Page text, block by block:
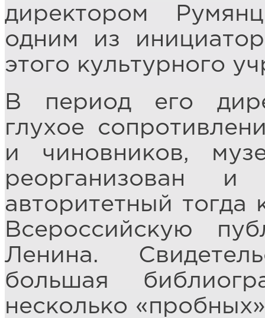
директором
одним из
этого культурного
В период его
глухое
и чиновников,
реорганизован
авторитетный
Всероссийскую
Ленина.
большая
несколько